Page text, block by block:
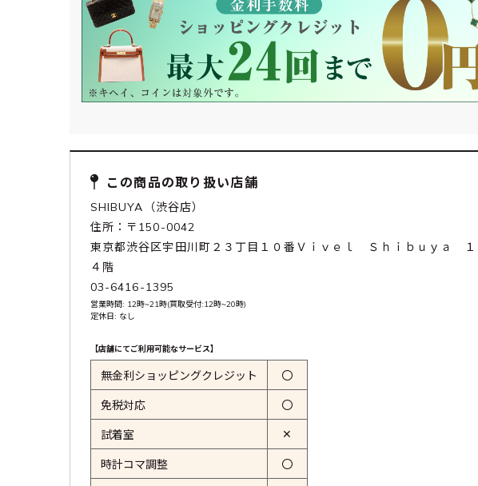
この商品の取り扱い店舗
SHIBUYA（渋谷店）
住所：〒150-0042
東京都渋谷区宇田川町２３丁目１０番Ｖｉｖｅｌ Ｓｈｉｂｕｙａ
４階
03-6416-1395
営業時間: 12時~21時(買取受付:12時~20時)
定休日: なし
【店舗にてご利用可能なサービス】
無金利ショッピングクレジット 〇
免税対応 〇
試着室 ✕
時計コマ調整 〇